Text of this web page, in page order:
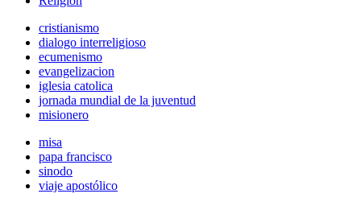
cristianismo
dialogo interreligioso
ecumenismo
evangelizacion
iglesia catolica
jornada mundial de la juventud
misionero
misa
papa francisco
sinodo
viaje apostólico